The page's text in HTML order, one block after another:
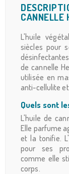
CANNELLE
L'huile
siècles pour
de cannelle
utilisée en
anti-cellulite
Quels sont
L'huile de
Elle parfume
et la tonifie.
pour ses
comme elle
corps.